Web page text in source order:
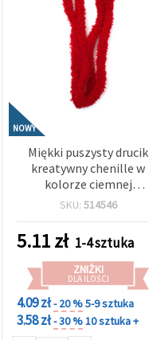
NOWY
Miękki puszysty drucik
kreatywny chenille w
kolorze ciemnej
czerwieni, 20 mm × 1 m –
rękodzieł, świątecznych
dekoracji i kreatywnych
projektów DIY
SKU: 514546
5.11zł 1-4 sztuka
ZNIŻKI
DLA ILOŚCI
4.09 zł- 20 %5-9 sztuka
3.58 zł- 30 %10 sztuka +